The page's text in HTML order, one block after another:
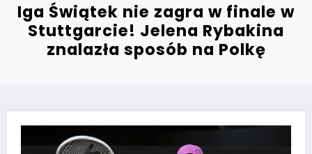
Iga Świątek nie zagra w finale w
Stuttgarcie! Jelena Rybakina
znalazła sposób na Polkę